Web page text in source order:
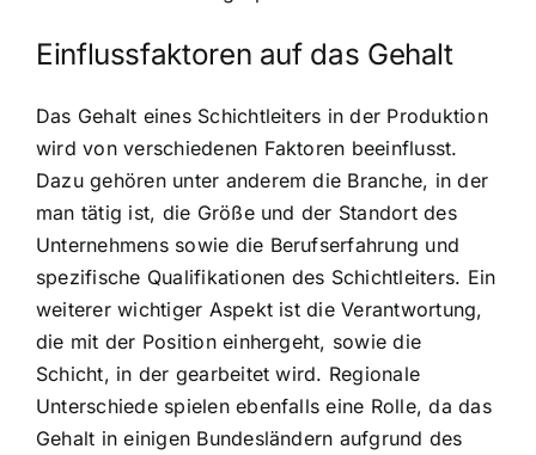
Einflussfaktoren auf das Gehalt
Das Gehalt eines Schichtleiters in der Produktion
wird von verschiedenen Faktoren beeinflusst.
Dazu gehören unter anderem die Branche, in der
man tätig ist, die Größe und der Standort des
Unternehmens sowie die Berufserfahrung und
spezifische Qualifikationen des Schichtleiters. Ein
weiterer wichtiger Aspekt ist die Verantwortung,
die mit der Position einhergeht, sowie die
Schicht, in der gearbeitet wird. Regionale
Unterschiede spielen ebenfalls eine Rolle, da das
Gehalt in einigen Bundesländern aufgrund des